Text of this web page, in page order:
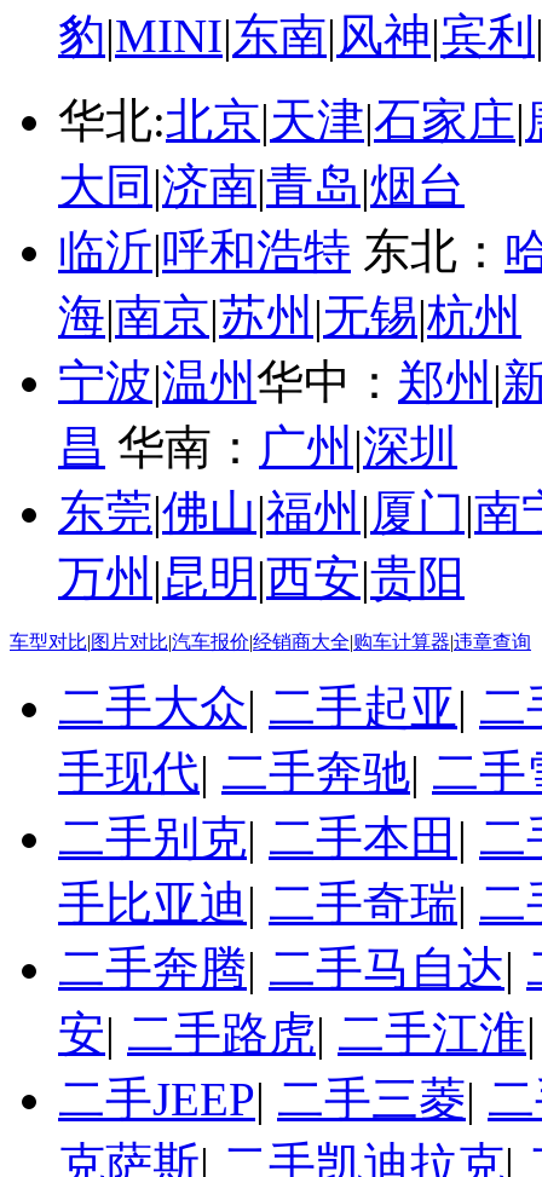
豹|MINI|东南|风神|宾利
华北:北京|天津|石家庄|
大同 |济南|青岛|烟台
临沂|呼和浩特 东北：
海|南京|苏州 |无锡|杭州
宁波|温州华中： 郑州 |
昌 华南： 广州 |深圳
东莞|佛山|福州 |厦门|南
万州 |昆明 |西安|贵阳
车型对比|图片对比|汽车报价|经销商大全|购车计算器|违章查询
二手大众| 二手起亚| 二
手现代| 二手奔驰| 二手
二手别克| 二手本田 | 二
手比亚迪| 二手奇瑞| 二
二手奔腾| 二手马自达|
安| 二手路虎| 二手江淮
二手JEEP| 二手三菱|
克萨斯| 二手凯迪拉克|